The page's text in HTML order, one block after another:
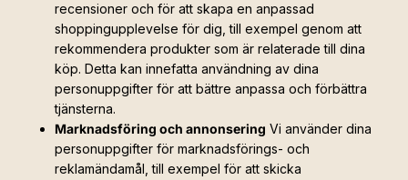
recensioner och för att skapa en anpassad
shoppingupplevelse för dig, till exempel genom att
rekommendera produkter som är relaterade till dina
köp. Detta kan innefatta användning av dina
personuppgifter för att bättre anpassa och förbättra
tjänsterna.
Marknadsföring och annonsering Vi använder dina
personuppgifter för marknadsförings- och
reklamändamål, till exempel för att skicka